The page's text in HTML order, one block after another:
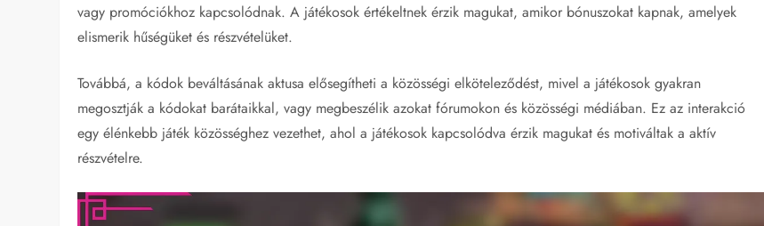
vagy promóciókhoz kapcsolódnak. A játékosok értékeltnek érzik magukat, amikor bónuszokat kapnak, amelyek
elismerik hűségüket és részvételüket.
Továbbá, a kódok beváltásának aktusa elősegítheti a közösségi elköteleződést, mivel a játékosok gyakran
megosztják a kódokat barátaikkal, vagy megbeszélik azokat fórumokon és közösségi médiában. Ez az interakció
egy élénkebb játék közösséghez vezethet, ahol a játékosok kapcsolódva érzik magukat és motiváltak a aktív
részvételre.